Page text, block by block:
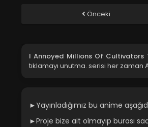
Önceki
I Annoyed Millions Of Cultivators
tıklamayı unutma. serisi her zaman
►Yayınladığımız bu anime
►Proje bize ait olmayıp burası